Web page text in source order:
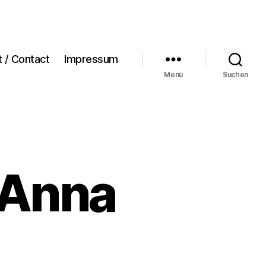
/ Contact Impressum
Menü Suchen